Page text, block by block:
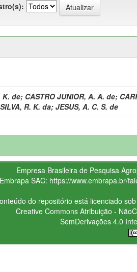
K. de; CASTRO JUNIOR, A. A. de;
SILVA, R. K. da; JESUS, A. C. S. de
Empresa Brasileira de Pesquisa
Embrapa SAC: https://www.embrapa.br/
do repositório está licenciado
Creative CommonsAtribuição -
SemDerivações 4.0